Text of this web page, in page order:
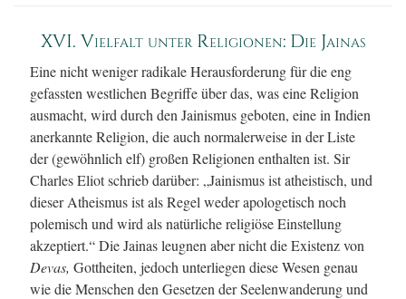
XVI. Vielfalt unter Religionen: Die Jainas
Eine nicht weniger radikale Herausforderung für die eng
gefassten westlichen Begriffe über das, was eine Religion
ausmacht, wird durch den Jainismus geboten, eine in Indien
anerkannte Religion, die auch normalerweise in der Liste
der (gewöhnlich elf) großen Religionen enthalten ist. Sir
Charles Eliot schrieb darüber: „Jainismus ist atheistisch, und
dieser Atheismus ist als Regel weder apologetisch noch
polemisch und wird als natürliche religiöse Einstellung
akzeptiert.“ Die Jainas leugnen aber nicht die Existenz von
Devas, Gottheiten, jedoch unterliegen diese Wesen genau
wie die Menschen den Gesetzen der Seelenwanderung und